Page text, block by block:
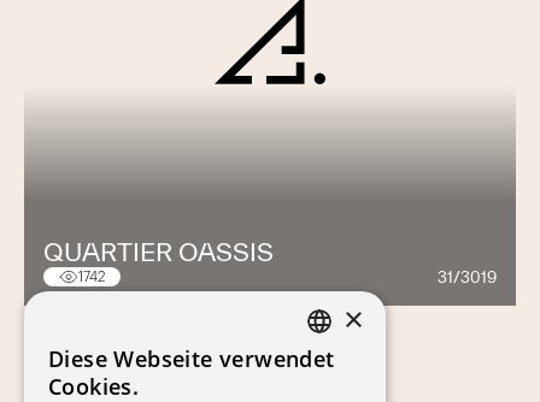
QUARTIER OASSIS
1742 31/3019
FRENCH
×
Diese Webseite verwendet
Cookies.